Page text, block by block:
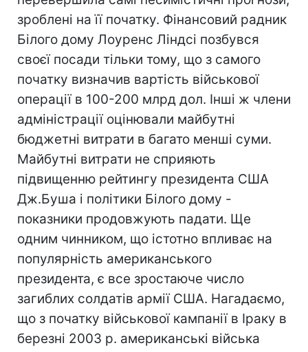
зроблені на її початку. Фінансовий радник
Білого дому Лоуренс Ліндсі позбувся
своєї посади тільки тому, що з самого
початку визначив вартість військової
операції в 100-200 млрд дол. Інші ж члени
адміністрації оцінювали майбутні
бюджетні витрати в багато менші суми.
Майбутні витрати не сприяють
підвищенню рейтингу президента США
Дж.Буша і політики Білого дому -
показники продовжують падати. Ще
одним чинником, що істотно впливає на
популярність американського
президента, є все зростаюче число
загиблих солдатів армії США. Нагадаємо,
що з початку військової кампанії в Іраку в
березні 2003 р. американські війська